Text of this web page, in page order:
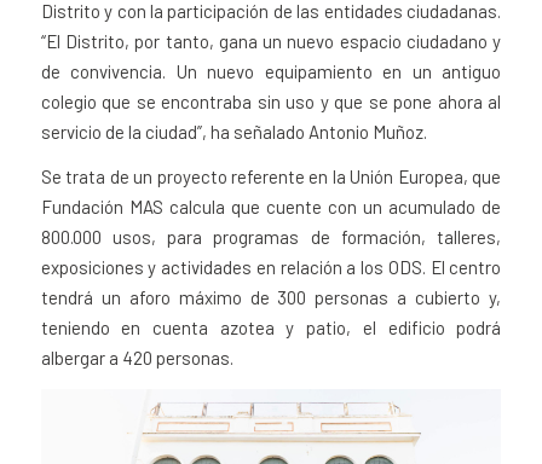
Distrito y con la participación de las entidades ciudadanas.
“El Distrito, por tanto, gana un nuevo espacio ciudadano y
de convivencia. Un nuevo equipamiento en un antiguo
colegio que se encontraba sin uso y que se pone ahora al
servicio de la ciudad”, ha señalado Antonio Muñoz.
Se trata de un proyecto referente en la Unión Europea, que
Fundación MAS calcula que cuente con un acumulado de
800.000 usos, para programas de formación, talleres,
exposiciones y actividades en relación a los ODS. El centro
tendrá un aforo máximo de 300 personas a cubierto y,
teniendo en cuenta azotea y patio, el edificio podrá
albergar a 420 personas.